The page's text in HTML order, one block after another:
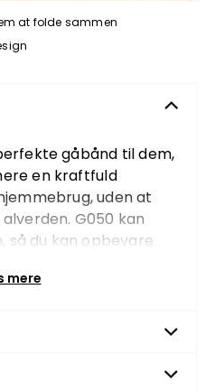
at folde sammen
gåbånd til dem,
en kraftfuld
uden at
G050 kan
så du kan opbevare
der passer ind i ethvert
i gang med og nem at
op, hvis du
mere